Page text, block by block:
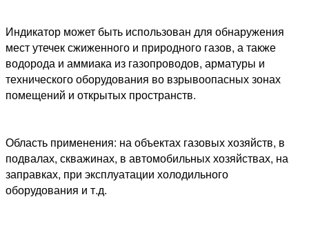
Индикатор может быть использован для обнаружения
мест утечек сжиженного и природного газов, а также
водорода и аммиака из газопроводов, арматуры и
технического оборудования во взрывоопасных зонах
помещений и открытых пространств.
Область применения: на объектах газовых хозяйств, в
подвалах, скважинах, в автомобильных хозяйствах, на
заправках, при эксплуатации холодильного
оборудования и т.д.